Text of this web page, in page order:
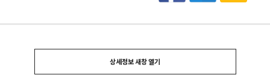
상세정보 새창 열기